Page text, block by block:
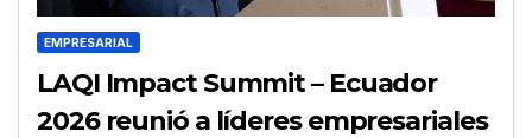
EMPRESARIAL
LAQI Impact Summit – Ecuador
2026 reunió a líderes empresariales